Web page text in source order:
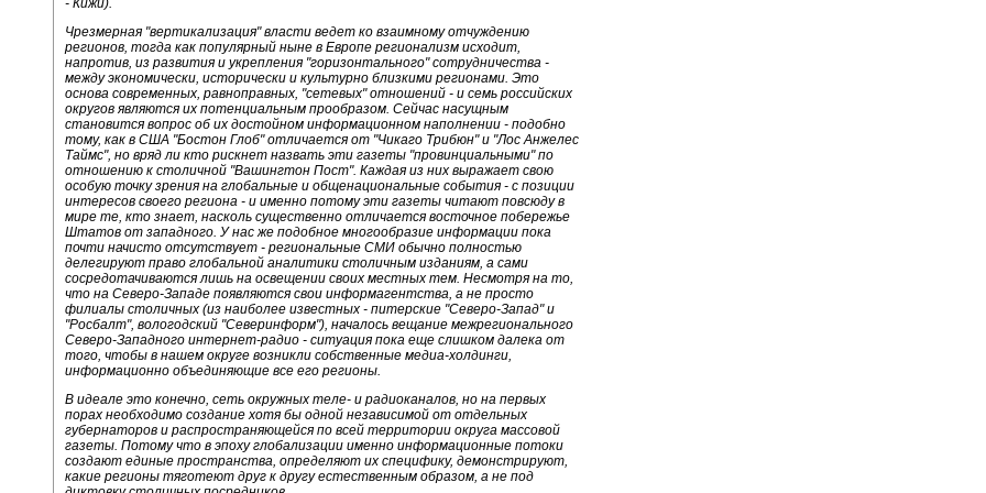
Чрезмерная "вертикализация" власти ведет ко взаимному отчуждению
регионов, тогда как популярный ныне в Европе регионализм исходит,
напротив, из развития и укрепления "горизонтального" сотрудничества -
между экономически, исторически и культурно близкими регионами. Это
основа современных, равноправных, "сетевых" отношений - и семь российских
округов являются их потенциальным прообразом. Сейчас насущным
становится вопрос об их достойном информационном наполнении - подобно
тому, как в США "Бостон Глоб" отличается от "Чикаго Трибюн" и "Лос Анжелес
Таймс", но вряд ли кто рискнет назвать эти газеты "провинциальными" по
отношению к столичной "Вашингтон Пост". Каждая из них выражает свою
особую точку зрения на глобальные и общенациональные события - с позиции
интересов своего региона - и именно потому эти газеты читают повсюду в
мире те, кто знает, насколь существенно отличается восточное побережье
Штатов от западного. У нас же подобное многообразие информации пока
почти начисто отсутствует - региональные СМИ обычно полностью
делегируют право глобальной аналитики столичным изданиям, а сами
сосредотачиваются лишь на освещении своих местных тем. Несмотря на то,
что на Северо-Западе появляются свои информагентства, а не просто
филиалы столичных (из наиболее известных - питерские "Северо-Запад" и
"Росбалт", вологодский "Северинформ"), началось вещание межрегионального
Северо-Западного интернет-радио - ситуация пока еще слишком далека от
того, чтобы в нашем округе возникли собственные медиа-холдинги,
информационно объединяющие все его регионы.
В идеале это конечно, сеть окружных теле- и радиоканалов, но на первых
порах необходимо создание хотя бы одной независимой от отдельных
губернаторов и распространяющейся по всей территории округа массовой
газеты. Потому что в эпоху глобализации именно информационные потоки
создают единые пространства, определяют их специфику, демонстрируют,
какие регионы тяготеют друг к другу естественным образом, а не под